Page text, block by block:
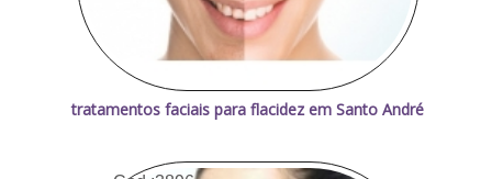
tratamentos faciais para flacidez em Santo André